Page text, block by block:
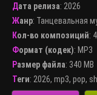
Дата релиза: 2026
Жанр: Танцевальная
Кол-во композиций:
Формат (кодек): MP3
Размер файла: 340 MB
Теги: 2026, mp3, pop,